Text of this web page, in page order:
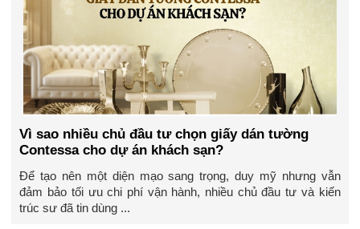
Vì sao nhiều chủ đầu tư chọn giấy dán tường
Contessa cho dự án khách sạn?
Để tạo nên một diện mạo sang trọng, duy mỹ nhưng vẫn
đảm bảo tối ưu chi phí vận hành, nhiều chủ đầu tư và kiến
trúc sư đã tin dùng ...